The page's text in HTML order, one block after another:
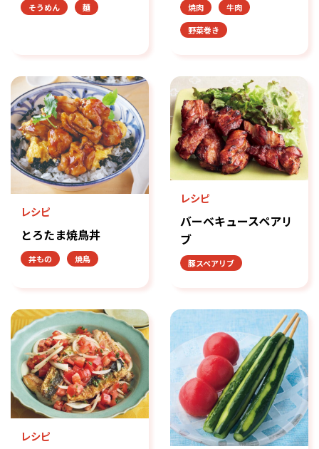
そうめん 麺 焼肉
牛肉
野菜巻き
レシピ
とろたま焼鳥丼
丼もの 焼鳥
レシピ
バーベキュースペアリ
ブ
豚スペアリブ
レシピ